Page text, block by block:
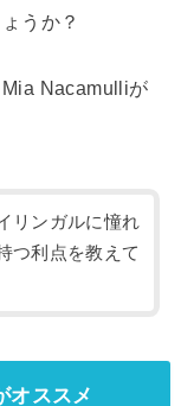
うか？
Nacamulliが
リンガルに憧れ
つ利点を教えて
オススメ